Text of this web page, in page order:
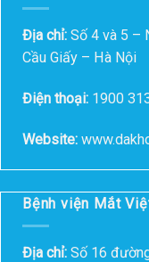
Địa chỉ: Số 4 và 5 –
Cầu Giấy – Hà Nội
Điện thoại: 1900
Website:
Bệnh viện Mắt
Địa chỉ: Số 16